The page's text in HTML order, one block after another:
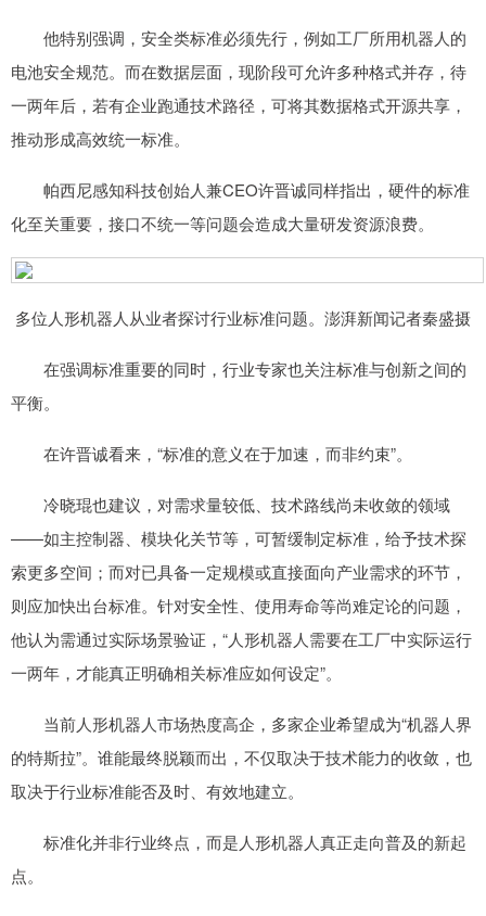
他特别强调，安全类标准必须先行，例如工厂所用机器人的
电池安全规范。而在数据层面，现阶段可允许多种格式并存，待
一两年后，若有企业跑通技术路径，可将其数据格式开源共享，
推动形成高效统一标准。
帕西尼感知科技创始人兼CEO许晋诚同样指出，硬件的标准
化至关重要，接口不统一等问题会造成大量研发资源浪费。
多位人形机器人从业者探讨行业标准问题。澎湃新闻记者秦盛摄
在强调标准重要的同时，行业专家也关注标准与创新之间的
平衡。
在许晋诚看来，“标准的意义在于加速，而非约束”。
冷晓琨也建议，对需求量较低、技术路线尚未收敛的领域
——如主控制器、模块化关节等，可暂缓制定标准，给予技术探
索更多空间；而对已具备一定规模或直接面向产业需求的环节，
则应加快出台标准。针对安全性、使用寿命等尚难定论的问题，
他认为需通过实际场景验证，“人形机器人需要在工厂中实际运行
一两年，才能真正明确相关标准应如何设定”。
当前人形机器人市场热度高企，多家企业希望成为“机器人界
的特斯拉”。谁能最终脱颖而出，不仅取决于技术能力的收敛，也
取决于行业标准能否及时、有效地建立。
标准化并非行业终点，而是人形机器人真正走向普及的新起
点。